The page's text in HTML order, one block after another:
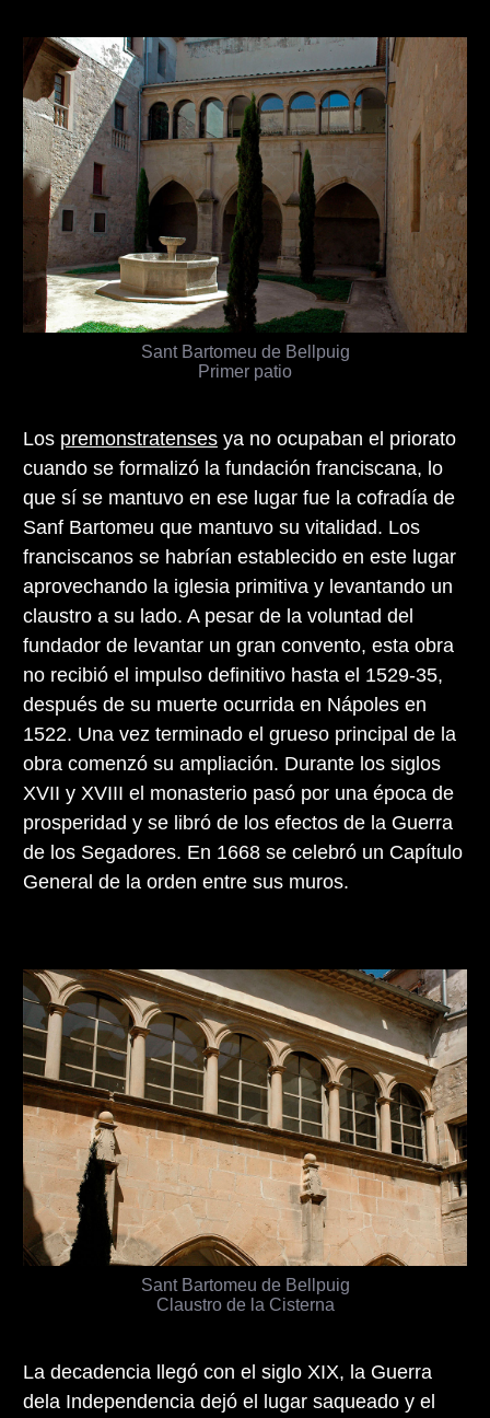
Sant Bartomeu de Bellpuig
Primer patio
Los premonstratenses ya no ocupaban el priorato
cuando se formalizó la fundación franciscana, lo
que sí se mantuvo en ese lugar fue la cofradía de
Sanf Bartomeu que mantuvo su vitalidad. Los
franciscanos se habrían establecido en este lugar
aprovechando la iglesia primitiva y levantando un
claustro a su lado. A pesar de la voluntad del
fundador de levantar un gran convento, esta obra
no recibió el impulso definitivo hasta el 1529-35,
después de su muerte ocurrida en Nápoles en
1522. Una vez terminado el grueso principal de la
obra comenzó su ampliación. Durante los siglos
XVII y XVIII el monasterio pasó por una época de
prosperidad y se libró de los efectos de la Guerra
de los Segadores. En 1668 se celebró un Capítulo
General de la orden entre sus muros.
La decadencia llegó con el siglo XIX, la Guerra
dela Independencia dejó el lugar saqueado y el
Sant Bartomeu de Bellpuig
Claustro de la Cisterna